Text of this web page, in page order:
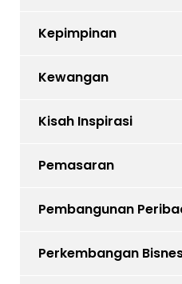
Kepimpinan
Kewangan
Kisah Inspirasi
Pemasaran
Pembangunan
Perkembangan